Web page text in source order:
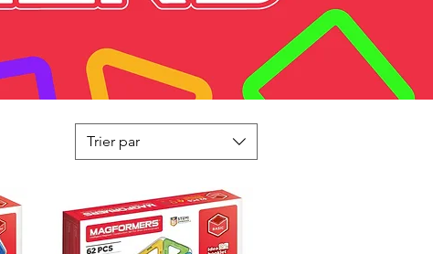
Trier par